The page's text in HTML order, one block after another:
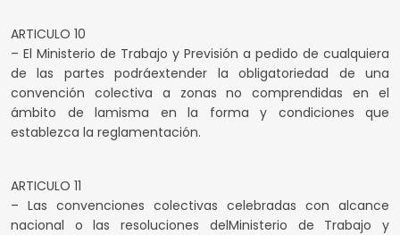
ARTICULO 10
– El Ministerio de Trabajo y Previsión a pedido de cualquiera
de las partes podráextender la obligatoriedad de una
convención colectiva a zonas no comprendidas en el
ámbito de lamisma en la forma y condiciones que
establezca la reglamentación.
ARTICULO 11
– Las convenciones colectivas celebradas con alcance
nacional o las resoluciones delMinisterio de Trabajo y